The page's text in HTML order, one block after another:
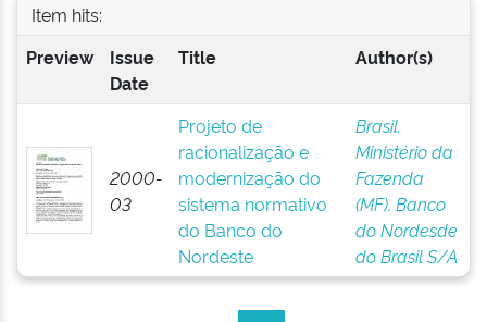
Item hits:
Preview
Issue
Date
Title Author(s)
2000-
03
Projeto de
racionalização e
modernização do
sistema normativo
do Banco do
Nordeste
Brasil.
Ministério da
Fazenda
(MF). Banco
do Nordesde
do Brasil S/A